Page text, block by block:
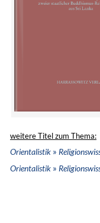
weitere Titel zum Thema:
Orientalistik »
Orientalistik »